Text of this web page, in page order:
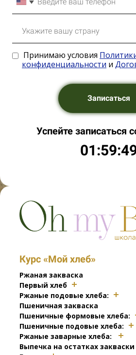
Принимаю условия
конфиденциальности и
Записаться
Успейте записаться
Курс «Мой хлеб»
Ржаная закваска
Первый хлеб
Ржаные подовые хлеба:
Пшеничная закваска
Пшеничные формовые хлеба:
Пшеничные подовые хлеба:
Ржаные заварные хлеба:
Выпечка на остатках закваски